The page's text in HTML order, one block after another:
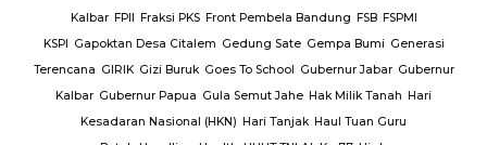
Kalbar FPII Fraksi PKS Front Pembela Bandung FSB FSPMI
KSPI Gapoktan Desa Citalem Gedung Sate Gempa Bumi Generasi
Terencana GIRIK Gizi Buruk Goes To School Gubernur Jabar Gubernur
Kalbar Gubernur Papua Gula Semut Jahe Hak Milik Tanah Hari
Kesadaran Nasional (HKN) Hari Tanjak Haul Tuan Guru